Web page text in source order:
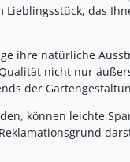
das
ihre natürliche
nicht nur
der
können leichte
Reklamationsgrund